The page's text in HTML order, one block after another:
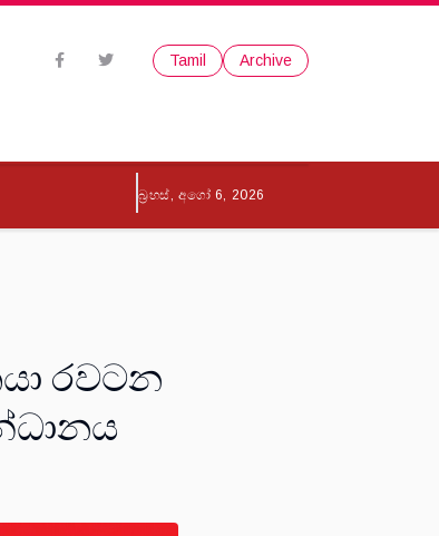
Tamil Archive
බ්‍රහස්, අගෝ 6, 2026
රවටන